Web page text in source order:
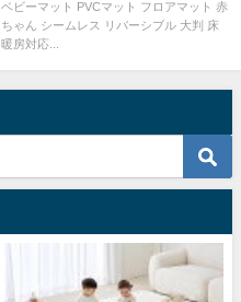
ベビーマット PVCマット フロアマット 赤
ちゃん シームレス リバーシブル 大判 床
暖房対応...